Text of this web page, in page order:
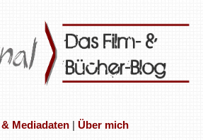
Mediadaten| Über mich